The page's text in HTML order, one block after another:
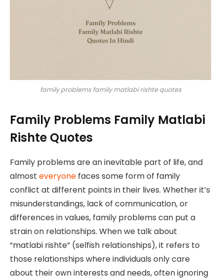
family problems family matlabi rishte quotes
Family Problems Family Matlabi
Rishte Quotes
Family problems are an inevitable part of life, and
almost everyone faces some form of family
conflict at different points in their lives. Whether it’s
misunderstandings, lack of communication, or
differences in values, family problems can put a
strain on relationships. When we talk about
“matlabi rishte” (selfish relationships), it refers to
those relationships where individuals only care
about their own interests and needs, often ignoring